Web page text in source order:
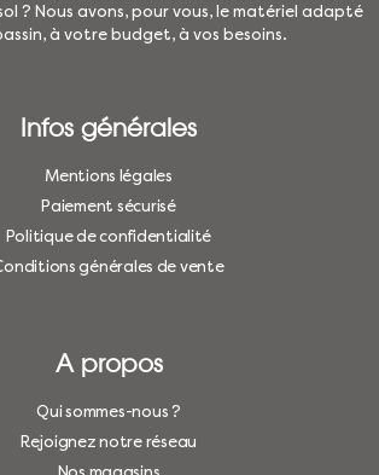
? Nous avons, pour vous, le matériel adapté
à votre budget, à vos besoins.
Infos générales
Mentions légales
Paiement sécurisé
Politique de confidentialité
générales de vente
A propos
Qui sommes-nous ?
Rejoignez notre réseau